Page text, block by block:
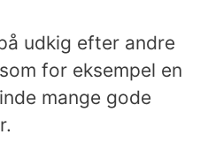
udkig efter andre
som for eksempel en
mange gode